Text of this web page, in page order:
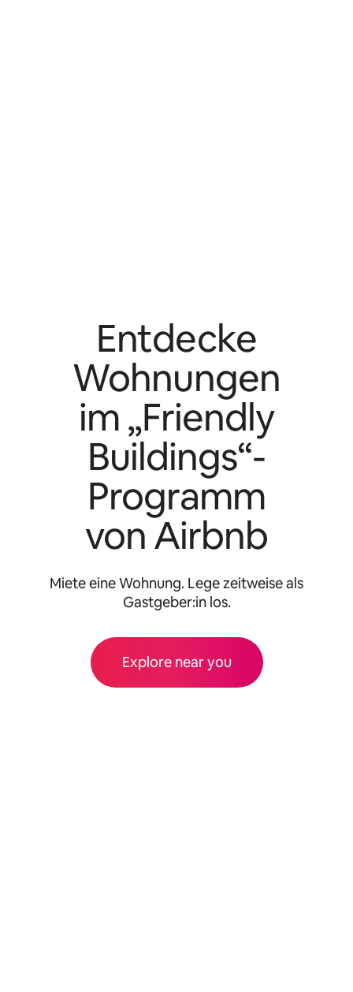
Entdecke
Wohnungen
im „Friendly
Buildings“-
Programm
von Airbnb
Miete eine Wohnung. Lege zeitweise als
Gastgeber:in los.
Explore near you